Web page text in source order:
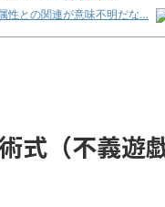
性との関連が意味不明だな…
性との関連が意味不明だな…
争
式（不義遊